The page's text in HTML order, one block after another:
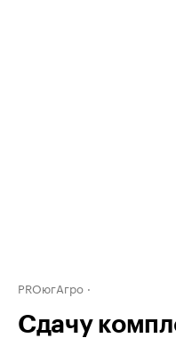
PROюгАгро
Сдачу